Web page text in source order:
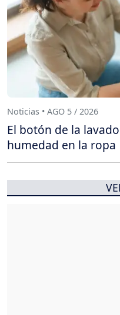
Noticias • AGO 5 / 2026
El botón de la
humedad en la ropa